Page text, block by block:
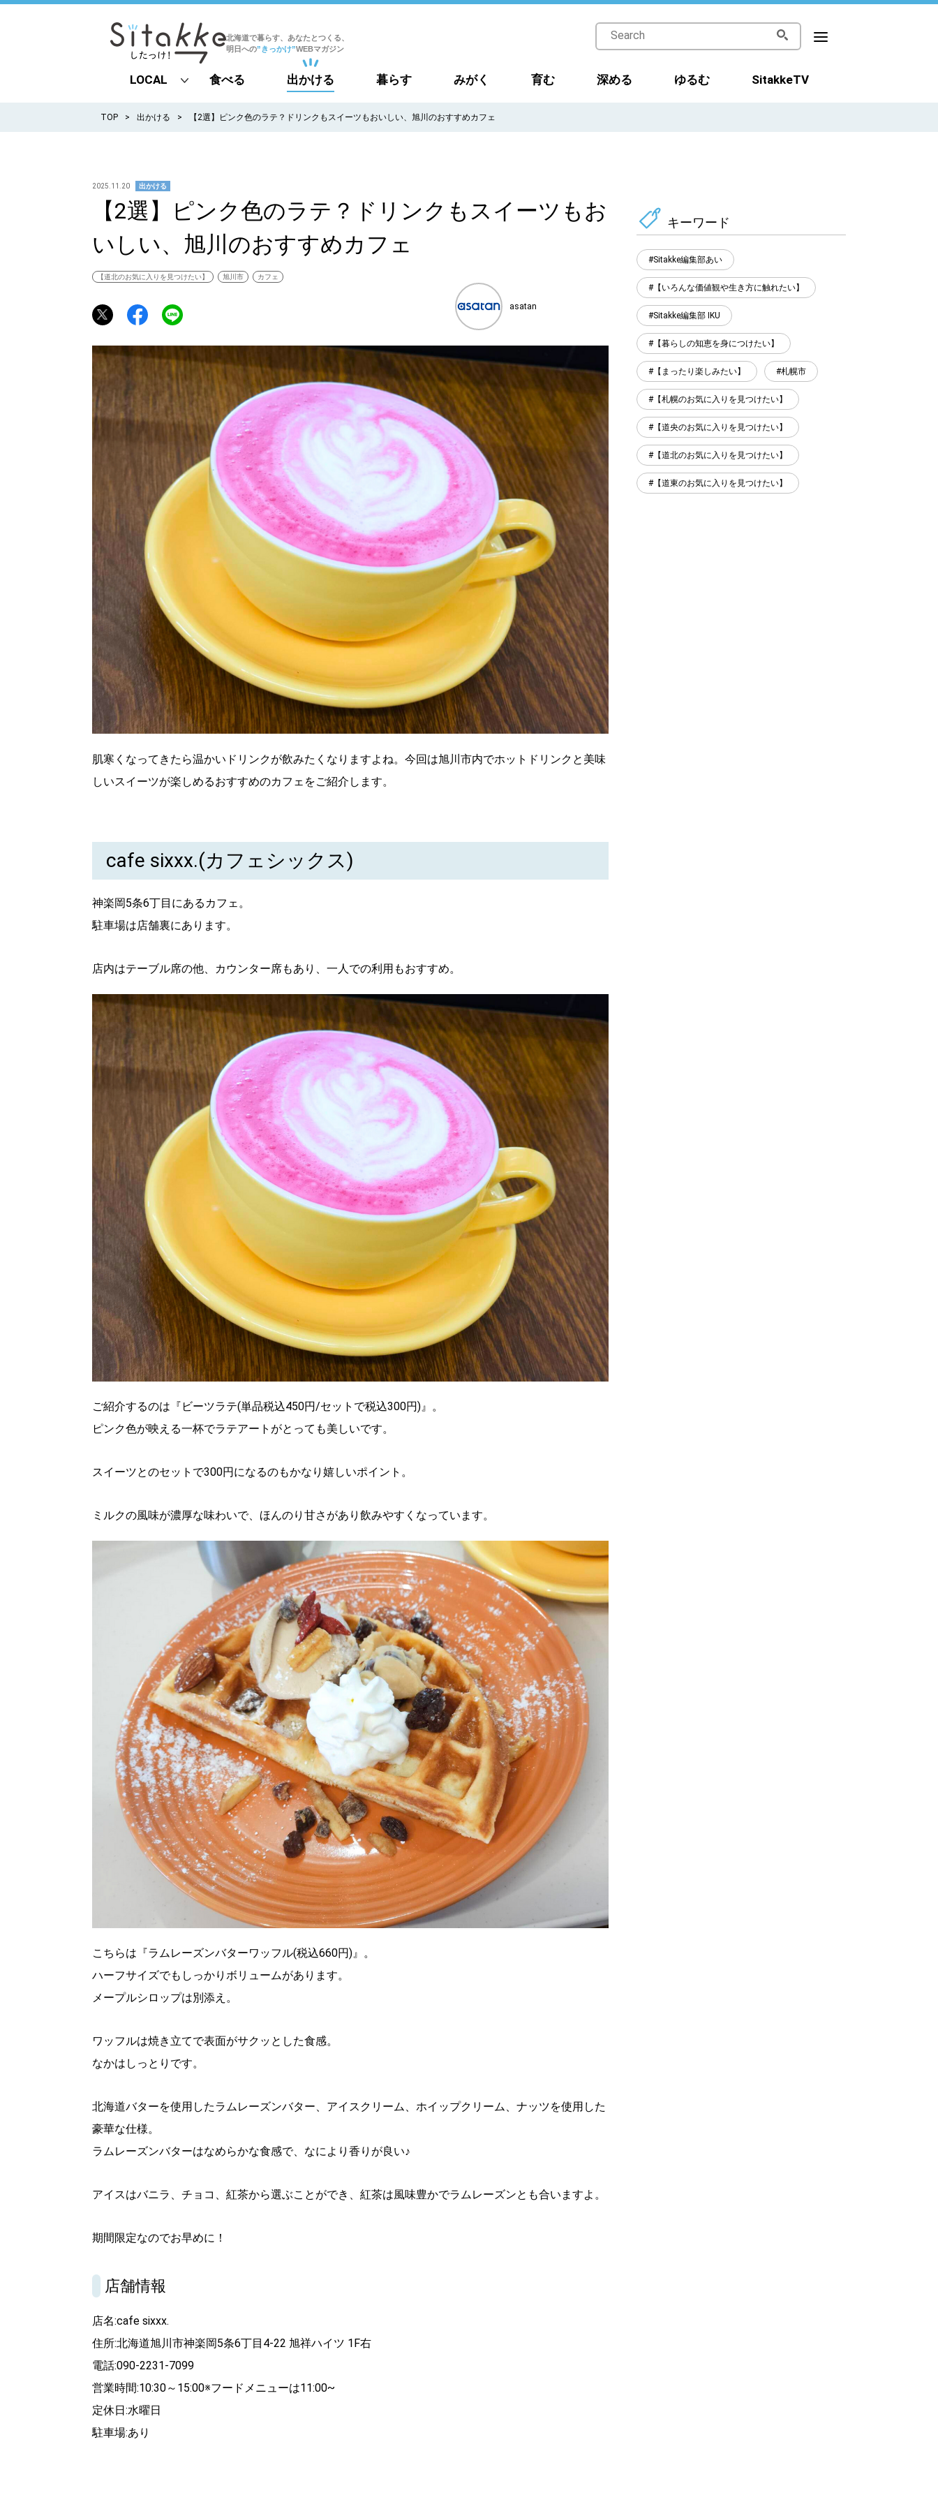
北海道で暮らす、あなたとつくる、
明日への”きっかけ”WEBマガジン
パートナーメディア Sitakkeパートナー
広告掲載 情報提供・お問い合わせ 利用規約
プライバシーポリシー
閉じる
KEYWORD
キーワード
Sitakke編集部あい
Sitakke編集部 IKU
【まったり楽しみたい】
【道央のお気に入りを見つけたい】
【道東のお気に入りを見つけたい】
LOCAL
all
道北
道南
道央
食べる 出かける 暮らす みがく 育む 深める ゆるむ SitakkeTV
TOP 出かける 【2選】ピンク色のラテ？ドリンクもスイーツもおいしい、旭川のおすすめカフェ
2025.11.20 出かける
【2選】ピンク色のラテ？ドリンクもスイーツもお
いしい、旭川のおすすめカフェ
【道北のお気に入りを見つけたい】 旭川市 カフェ
asatan
肌寒くなってきたら温かいドリンクが飲みたくなりますよね。今回は旭川市内でホットドリンクと美味
しいスイーツが楽しめるおすすめのカフェをご紹介します。
cafe sixxx.(カフェシックス)
神楽岡5条6丁目にあるカフェ。
駐車場は店舗裏にあります。
店内はテーブル席の他、カウンター席もあり、一人での利用もおすすめ。
ご紹介するのは『ビーツラテ(単品税込450円/セットで税込300円)』。
ピンク色が映える一杯でラテアートがとっても美しいです。
スイーツとのセットで300円になるのもかなり嬉しいポイント。
ミルクの風味が濃厚な味わいで、ほんのり甘さがあり飲みやすくなっています。
こちらは『ラムレーズンバターワッフル(税込660円)』。
ハーフサイズでもしっかりボリュームがあります。
メープルシロップは別添え。
ワッフルは焼き立てで表面がサクッとした食感。
なかはしっとりです。
北海道バターを使用したラムレーズンバター、アイスクリーム、ホイップクリーム、ナッツを使用した
豪華な仕様。
ラムレーズンバターはなめらかな食感で、なにより香りが良い♪
アイスはバニラ、チョコ、紅茶から選ぶことができ、紅茶は風味豊かでラムレーズンとも合いますよ。
期間限定なのでお早めに！
店舗情報
店名:cafe sixxx.
住所:北海道旭川市神楽岡5条6丁目4-22 旭祥ハイツ 1F右
電話:090-2231-7099
営業時間:10:30～15:00※フードメニューは11:00~
定休日:水曜日
駐車場:あり
キーワード
Sitakke編集部あい
【いろんな価値観や生き方に触れたい】
Sitakke編集部 IKU
【暮らしの知恵を身につけたい】
【まったり楽しみたい】 札幌市
【札幌のお気に入りを見つけたい】
【道央のお気に入りを見つけたい】
【道北のお気に入りを見つけたい】
【道東のお気に入りを見つけたい】